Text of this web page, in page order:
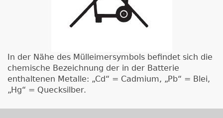
In der Nähe des Mülleimersymbols befindet sich die
chemische Bezeichnung der in der Batterie
enthaltenen Metalle: „Cd“ = Cadmium, „Pb“ = Blei,
„Hg“ = Quecksilber.